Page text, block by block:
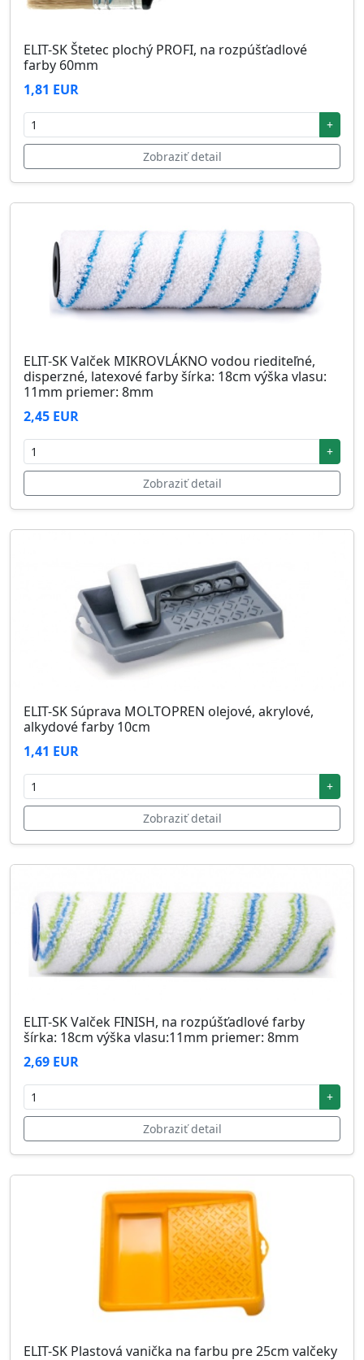
ELIT-SK Štetec plochý PROFI, na rozpúšťadlové
farby 60mm
1,81 EUR
+
Zobraziť detail
ELIT-SK Valček MIKROVLÁKNO vodou riediteľné,
disperzné, latexové farby šírka: 18cm výška vlasu:
11mm priemer: 8mm
2,45 EUR
+
Zobraziť detail
ELIT-SK Súprava MOLTOPREN olejové, akrylové,
alkydové farby 10cm
1,41 EUR
+
Zobraziť detail
ELIT-SK Valček FINISH, na rozpúšťadlové farby
šírka: 18cm výška vlasu:11mm priemer: 8mm
2,69 EUR
+
Zobraziť detail
ELIT-SK Plastová vanička na farbu pre 25cm valčeky